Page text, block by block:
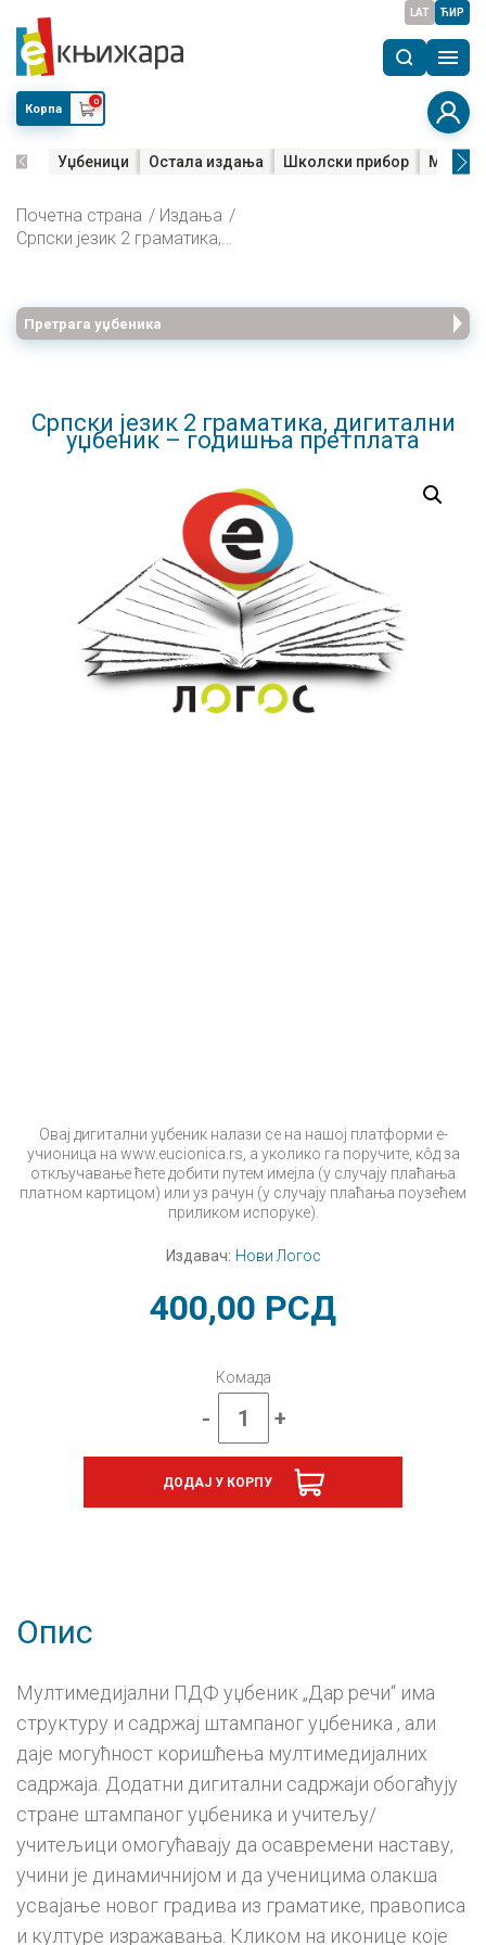
LAT ЋИР
Корпа
0
Уџбеници Остала издања Школски прибор Мала
Почетна страна
Издања
Српски језик 2 граматика, дигитални уџбеник – годишња претплата
Претрага уџбеника
Српски језик 2 граматика, дигитални
уџбеник – годишња претплата
Овај дигитални уџбеник налази се на нашој платформи е-
учионица на www.eucionica.rs, а уколико га поручите, кôд за
откључавање ћете добити путем имејла (у случају плаћања
платном картицом) или уз рачун (у случају плаћања поузећем
приликом испоруке).
Издавач: Нови Логос
400,00 РСД
Комада
-
Српски
језик
граматика,
дигитални
+
ДОДАЈ У КОРПУ
Опис
Мултимедијални ПДФ уџбеник „Дар речи“ има
структуру и садржај штампаног уџбеника , али
даје могућност коришћења мултимедијалних
садржаја. Додатни дигитални садржаји обогаћују
стране штампаног уџбеника и учитељу/
учитељици омогућавају да осавремени наставу,
учини је динамичнијом и да ученицима олакша
усвајање новог градива из граматике, правописа
и културе изражавања. Кликом на иконице које